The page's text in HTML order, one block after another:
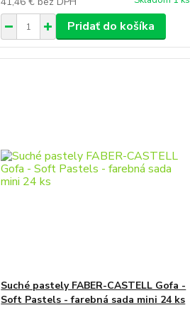
Pridať do košíka
Suché pastely FABER-CASTELL Gofa -
Soft Pastels - farebná sada mini 24 ks